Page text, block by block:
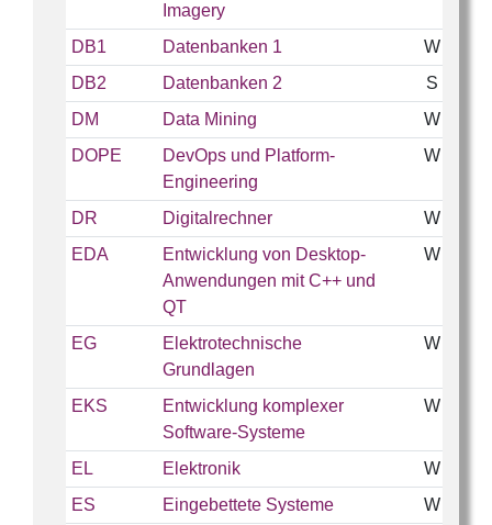
Imagery
DB1 Datenbanken 1
W
DB2
Datenbanken 2
S
DM
Data Mining
W
DOPE
DevOps und Platform-
Engineering
W
DR Digitalrechner
W
EDA
Entwicklung von Desktop-
Anwendungen mit C++ und
QT
W
EG
Elektrotechnische
Grundlagen
W
EKS
Entwicklung komplexer
Software-Systeme
W
EL Elektronik
W
ES
Eingebettete Systeme W